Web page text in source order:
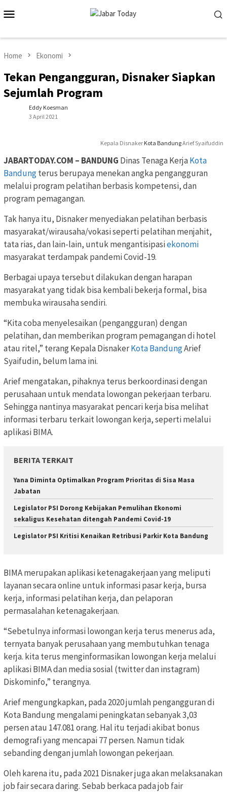
to
Home Ekonomi
Tekan Pengangguran, Disnaker Siapkan
Sejumlah Program
Eddy Koesman
3 April 2021
Kepala Disnaker Kota BandungArief Syaifuddin
JABARTODAY.COM – BANDUNG Dinas Tenaga KerjaKota
Bandungterus berupaya menekan angka pengangguran
melalui program pelatihan berbasis kompetensi, dan
program pemagangan.
Tak hanya itu, Disnaker menyediakan pelatihan berbasis
masyarakat/wirausaha/vokasi seperti pelatihan menjahit,
tata rias, dan lain-lain, untuk mengantisipasiekonomi
masyarakat terdampak pandemi Covid-19.
Berbagai upaya tersebut dilakukan dengan harapan
masyarakat yang tidak bisa kembali bekerja formal, bisa
membuka wirausaha sendiri.
“Kita coba menyelesaikan (pengangguran) dengan
pelatihan, dan memberikan program pemagangan di hotel
atau ritel,” terang Kepala DisnakerKota BandungArief
Syaifudin, belum lama ini.
Arief mengatakan, pihaknya terus berkoordinasi dengan
perusahaan untuk mendata lowongan pekerjaan terbaru.
Sehingga nantinya masyarakat pencari kerja bisa melihat
informasi terbaru terkait lowongan kerja, seperti melalui
aplikasi BIMA.
BERITA TERKAIT
Yana Diminta Optimalkan Program Prioritas di Sisa Masa
Jabatan
Legislator PSI Dorong Kebijakan Pemulihan Ekonomi
sekaligus Kesehatan ditengah Pandemi Covid-19
Legislator PSI Kritisi Kenaikan Retribusi Parkir Kota Bandung
BIMA merupakan aplikasi ketenagakerjaan yang meliputi
layanan secara online untuk informasi pasar kerja, bursa
kerja, informasi pelatihan kerja, dan pelaporan
permasalahan ketenagakerjaan.
“Sebetulnya informasi lowongan kerja terus menerus ada,
ternyata banyak perusahaan yang membutuhkan tenaga
kerja. kita terus menginformasikan lowongan kerja melalui
aplikasi BIMA dan media sosial (twitter dan instagram)
Diskominfo,” terangnya.
Arief mengungkapkan, pada 2020 jumlah pengangguran di
Kota Bandung mengalami peningkatan sebanyak 3,03
persen atau 147.081 orang. Hal itu terjadi akibat bonus
demografi yang mencapai 77 persen. Namun tidak
sebanding dengan jumlah lowongan pekerjaan.
Oleh karena itu, pada 2021 Disnaker juga akan melaksanakan
job fair secara daring. Sebab berkaca pada job fair